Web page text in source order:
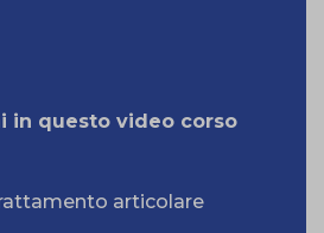
in questo video corso
articolare